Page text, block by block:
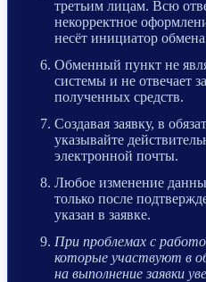
третьим лицам. Всю
некорректное
несёт инициатор
Обменный пункт не
системы и не отвечает
полученных средств.
Создавая заявку, в
указывайте
электронной почты.
Любое изменение
только после
указан в заявке.
При проблемах с
которые участвуют в
на выполнение заявки